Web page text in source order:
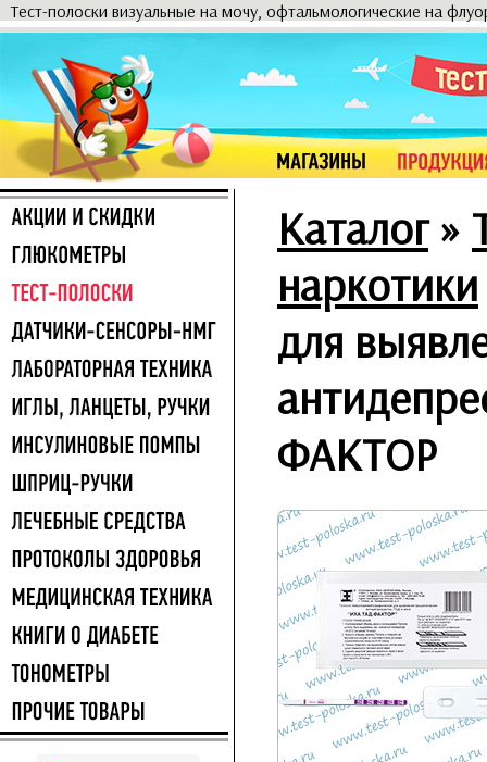
Тест-полоски визуальные на мочу, офтальмологические на
Каталог»
наркотики
для
ФАКТОР